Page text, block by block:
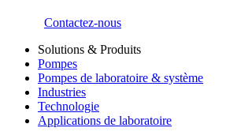
Contactez-nous
Solutions & Produits
Pompes
Pompes de laboratoire & système
Industries
Technologie
Applications de laboratoire